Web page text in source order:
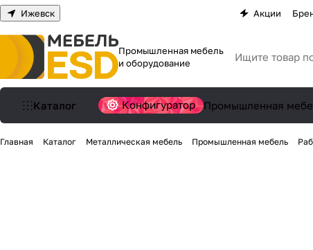
Ижевск Акции
Промышленная мебель
и оборудование
Каталог Конфигуратор Промышленная
Главная Каталог Металлическая мебель Промышленная мебель